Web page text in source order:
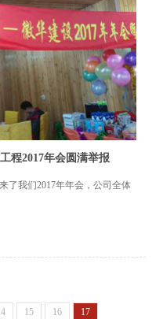
程2017年会圆满举报
了我们2017年年会，公司全体
15 16 17